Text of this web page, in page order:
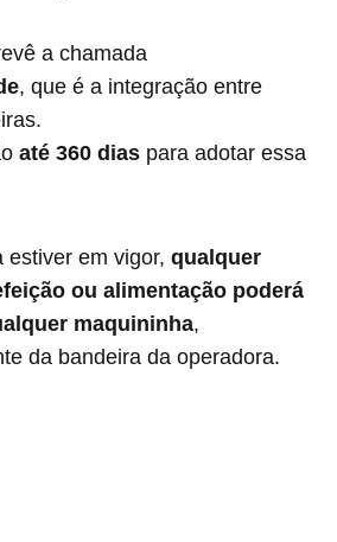
a chamada
, que é a integração entre
até 360 dias para adotar essa
estiver em vigor, qualquer
ou alimentação poderá
maquininha,
da bandeira da operadora.